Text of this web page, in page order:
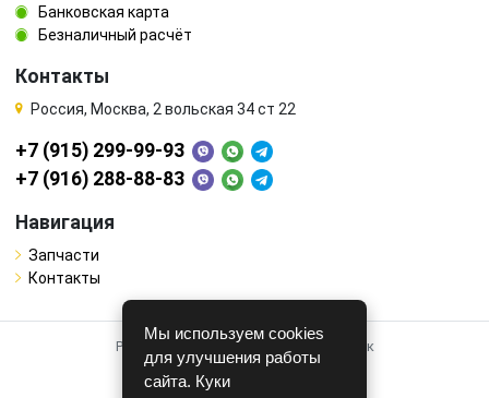
Банковская карта
Безналичный расчёт
Контакты
Россия, Москва, 2 вольская 34 ст 22
+7 (915) 299-99-93
+7 (916) 288-88-83
Навигация
Запчасти
Контакты
Работает на системе для авторазборок
CARRO.БИЗНЕС
Мы используем cookies
для улучшения работы
сайта. Куки